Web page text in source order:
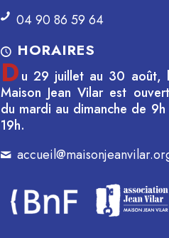
04 90 86 59 64
HORAIRES
Du 29 juillet au 30 août,
Maison Jean Vilar est
du mardi au dimanche de 9h
19h.